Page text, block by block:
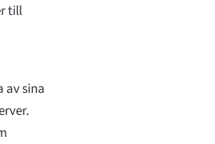
till
av sina